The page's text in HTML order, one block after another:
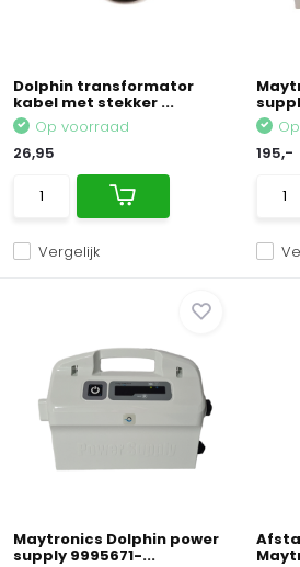
Dolphin transformator
kabel met stekker ...
Vergelijk
Op voorraad
26,95
195,-
Maytronics Dolphin power
supply 9995671-...